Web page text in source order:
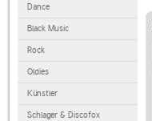
Dance
Black Music
Rock
Oldies
Künstler
Schlager & Discofox